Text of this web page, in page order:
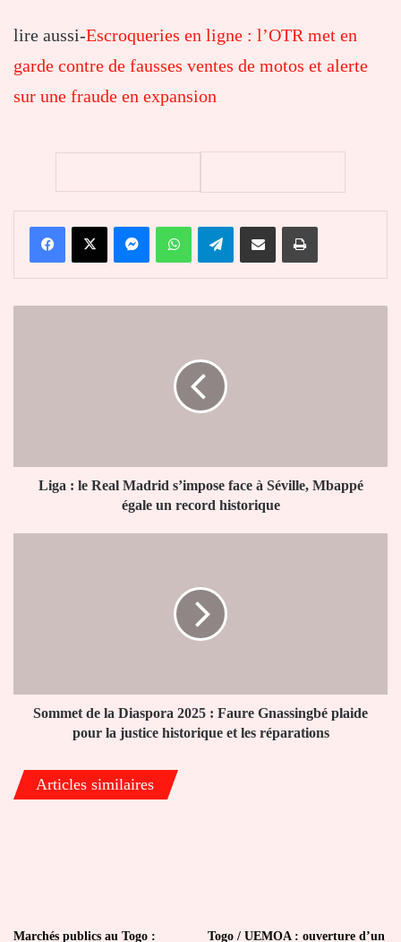
lire aussi-Escroqueries en ligne : l’OTR met en
garde contre de fausses ventes de motos et alerte
sur une fraude en expansion
FacebookX MessengerWhatsAppTelegramPartager par email Imprimer
Séville,
MbappéLiga : le Real Madrid s’impose face à Séville, Mbappé
égale un record historique
plaide
pour
historique
et
Sommet de la Diaspora 2025 : Faure Gnassingbé plaide
pour la justice historique et les réparations
Articles similaires
Marchés publics au Togo : Togo / UEMOA : ouverture d’un